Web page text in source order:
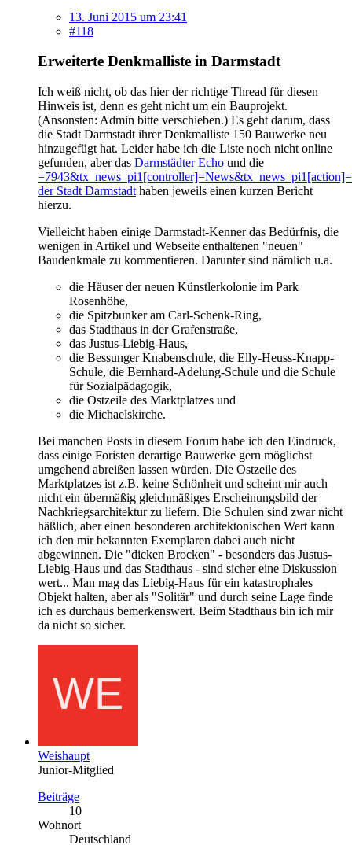
13. Juni 2015 um 23:41
#118
Erweiterte Denkmalliste in Darmstadt
Ich weiß nicht, ob das hier der richtige Thread für diesen
Hinweis ist, denn es geht nicht um ein Bauprojekt.
(Ansonsten: Admin bitte verschieben.) Es geht darum, dass
die Stadt Darmstadt ihrer Denkmalliste 150 Bauwerke neu
hinzugefügt hat. Leider habe ich die Liste noch nicht online
gefunden, aber das Darmstädter Echo und die
der Stadt Darmstadt haben jeweils einen kurzen Bericht
hierzu.
Vielleicht haben einige Darmstadt-Kenner das Bedürfnis, die
wenigen in Artikel und Webseite enthaltenen "neuen"
Baudenkmale zu kommentieren. Darunter sind nämlich u.a.
die Häuser der neuen Künstlerkolonie im Park
Rosenhöhe,
die Spitzbunker am Carl-Schenk-Ring,
das Stadthaus in der Grafenstraße,
das Justus-Liebig-Haus,
die Bessunger Knabenschule, die Elly-Heuss-Knapp-
Schule, die Bernhard-Adelung-Schule und die Schule
für Sozialpädagogik,
die Ostzeile des Marktplatzes und
die Michaelskirche.
Bei manchen Posts in diesem Forum habe ich den Eindruck,
dass einige Foristen derartige Bauwerke gern möglichst
umgehend abreißen lassen würden. Die Ostzeile des
Marktplatzes ist z.B. keine Schönheit und scheint mir auch
nicht ein übermäßig gleichmäßiges Erscheinungsbild der
Nachkriegsarchitektur zu liefern. Die Schulen sind zwar nicht
häßlich, aber einen besonderen architektonischen Wert kann
ich den mir bekannten Exemplaren dabei auch nicht
abgewinnen. Die "dicken Brocken" - besonders das Justus-
Liebig-Haus und das Stadthaus - sind sicher eine Diskussion
wert... Man mag das Liebig-Haus für ein katastrophales
Objekt halten, aber als "Solitär" und durch seine Lage finde
ich es durchaus bemerkenswert. Beim Stadthaus bin ich mir
da nicht so sicher.
Weishaupt
Junior-Mitglied
Beiträge
10
Wohnort
Deutschland